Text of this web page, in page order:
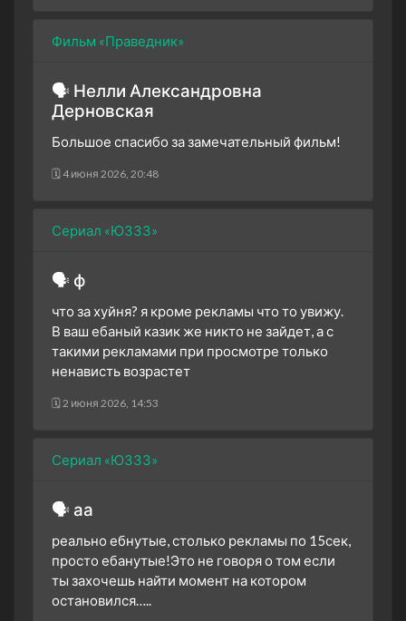
Фильм «Праведник»
🗣 Нелли Александровна
Дерновская
Большое спасибо за замечательный фильм!
🗓 4 июня 2026, 20:48
Сериал «ЮЗЗЗ»
🗣 ф
что за хуйня? я кроме рекламы что то увижу.
В ваш ебаный казик же никто не зайдет, а с
такими рекламами при просмотре только
ненависть возрастет
🗓 2 июня 2026, 14:53
Сериал «ЮЗЗЗ»
🗣 аа
реально ебнутые, столько рекламы по 15сек,
просто ебанутые!Это не говоря о том если
ты захочешь найти момент на котором
остановился…..